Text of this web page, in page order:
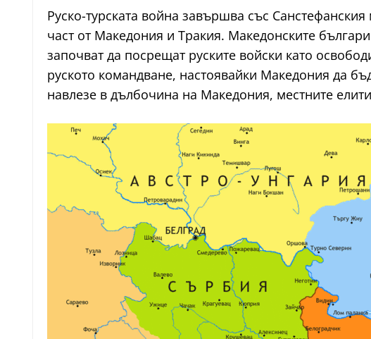
Руско-турската война завършва със
част от Македония и Тракия. Македонските
започват да посрещат руските войски като
руското командване, настоявайки Македония да
навлезе в дълбочина на Македония, местните